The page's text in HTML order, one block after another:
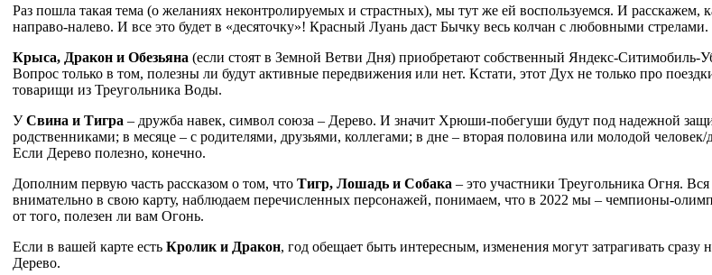
Раз пошла такая тема (о желаниях неконтролируемых и страстных), мы тут же ей воспользуемся. И расскажем,
направо-налево. И все это будет в «десяточку»! Красный Луань даст Бычку весь колчан с любовными стрелами.
Крыса, Дракон и Обезьяна (если стоят в Земной Ветви Дня) приобретают собственный Яндекс-
Вопрос только в том, полезны ли будут активные передвижения или нет. Кстати, этот Дух не только про
товарищи из Треугольника Воды.
УСвина и Тигра – дружба навек, символ союза – Дерево. И значит Хрюши-побегуши будут под надежной
родственниками; в месяце – с родителями, друзьями, коллегами; в дне – вторая половина или молодой
Если Дерево полезно, конечно.
Дополним первую часть рассказом о том, что Тигр, Лошадь и Собака – это участники Треугольника Огня.
внимательно в свою карту, наблюдаем перечисленных персонажей, понимаем, что в 2022 мы – чемпионы-
от того, полезен ли вам Огонь.
Если в вашей карте есть Кролик и Дракон, год обещает быть интересным, изменения могут затрагивать сразу
Дерево.